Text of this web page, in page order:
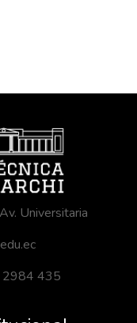
Universitaria
435